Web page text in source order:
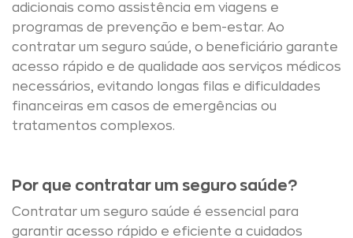
adicionais como assistência em viagens e
programas de prevenção e bem-estar. Ao
contratar um seguro saúde, o beneficiário garante
acesso rápido e de qualidade aos serviços médicos
necessários, evitando longas filas e dificuldades
financeiras em casos de emergências ou
tratamentos complexos.
Por que contratar um seguro saúde?
Contratar um seguro saúde é essencial para
garantir acesso rápido e eficiente a cuidados